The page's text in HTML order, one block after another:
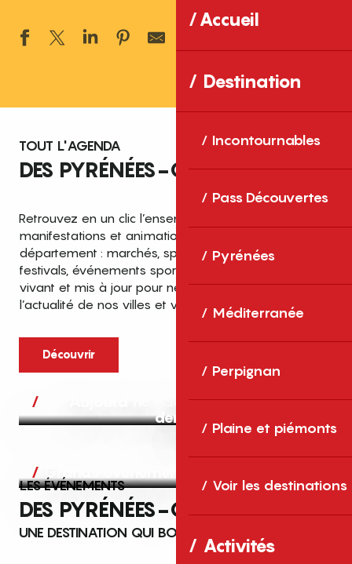
Accueil
Destination
Incontournables
Pass Découvertes
Pyrénées
Méditerranée
Perpignan
Plaine et piémonts
Voir les destinations
Activités
TOUT L'AGENDA
DES PYRÉNÉES-ORIENTALES
Retrouvez en un clic l’ensemble des fêtes,
manifestations et animations recensées dans le
département : marchés, spectacles, expositions,
festivals, événements sportifs et culturels… un agenda
vivant et mis à jour pour ne rien manquer de
l’actualité de nos villes et villages.
Découvrir
Aujourd’hui, demain et après-
demain
Grands événements
LES ÉVÉNEMENTS
DES PYRÉNÉES-ORIENTALES
UNE DESTINATION QUI BOUGE TOUTE L’ANNÉE